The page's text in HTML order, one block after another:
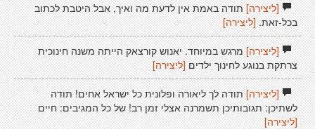
[ליצירה]תודה באמת אין לדעת מה ואיך, אבל היטבת לכתוב
בכל-זאת. [ליצירה]
[ליצירה]מרגש במיוחד. יאנוש קורצאק הייתה משנה חינוכית
צרתקת בנוגע לחינוך ילדים [ליצירה]
[ליצירה]תודה לך ליאורה ופלונית כל ישראל אחים! תודה
לשתיכן: תגובותיכן תשמרנה אצלי זמן רב! של כל המגיבים: חיים
[ליצירה]